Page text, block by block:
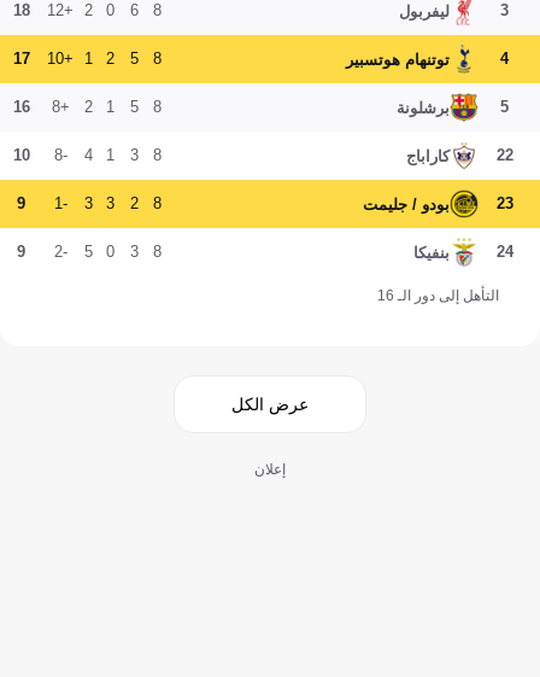
3 ليفربول 8
6
0
2
+12
18
4 توتنهام هوتسبير 8
5
2
1
+10
17
5 برشلونة 8
5
1
2
+8
16
22 كاراباج 8
3
1
4
-8
10
23 بودو / جليمت 8
2
3
3
-1
9
24 بنفيكا 8
3
0
5
-2
9
التأهل إلى دور الـ 16
عرض الكل
إعلان